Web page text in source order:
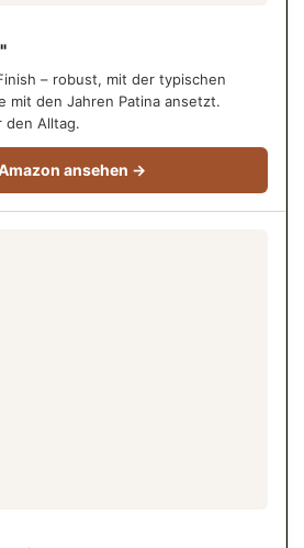
– robust, mit der typischen
mit den Jahren Patina ansetzt.
den Alltag.
ansehen →